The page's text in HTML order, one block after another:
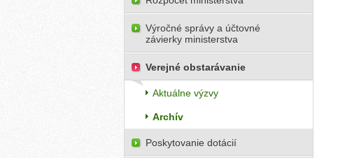
Výročné správy a účtovné
závierky ministerstva
Verejné obstarávanie
Aktuálne výzvy
Archív
Poskytovanie dotácií